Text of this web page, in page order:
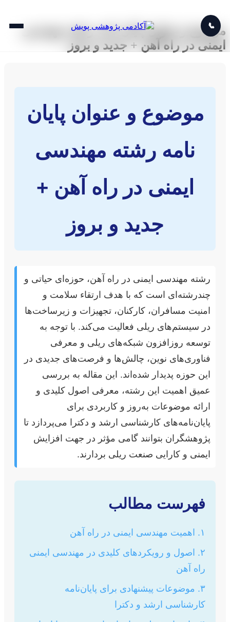
📞
موضوع و عنوان پایان نامه رشته مهندسی
ایمنی در راه آهن + جدید و بروز
موضوع و عنوان پایان
نامه رشته مهندسی
ایمنی در راه آهن +
جدید و بروز
رشته مهندسی ایمنی در راه آهن، حوزه‌ای حیاتی و
چندرشته‌ای است که با هدف ارتقاء سلامت و
امنیت مسافران، کارکنان، تجهیزات و زیرساخت‌ها
در سیستم‌های ریلی فعالیت می‌کند. با توجه به
توسعه روزافزون شبکه‌های ریلی و معرفی
فناوری‌های نوین، چالش‌ها و فرصت‌های جدیدی در
این حوزه پدیدار شده‌اند. این مقاله به بررسی
عمیق اهمیت این رشته، معرفی اصول کلیدی و
ارائه موضوعات به‌روز و کاربردی برای
پایان‌نامه‌های کارشناسی ارشد و دکترا می‌پردازد تا
پژوهشگران بتوانند گامی مؤثر در جهت افزایش
ایمنی و کارایی صنعت ریلی بردارند.
فهرست مطالب
۱. اهمیت مهندسی ایمنی در راه آهن
۲. اصول و رویکردهای کلیدی در مهندسی ایمنی
راه آهن
۳. موضوعات پیشنهادی برای پایان‌نامه
کارشناسی ارشد و دکترا